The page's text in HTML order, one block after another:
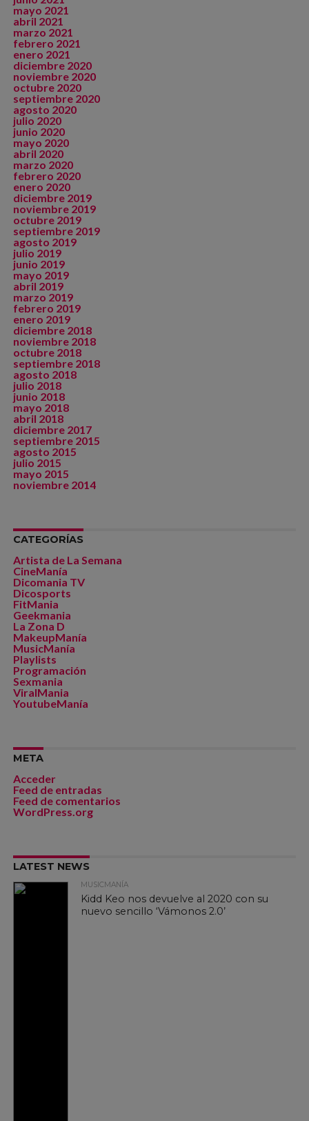
mayo 2021
abril 2021
marzo 2021
febrero 2021
enero 2021
diciembre 2020
noviembre 2020
octubre 2020
septiembre 2020
agosto 2020
julio 2020
junio 2020
mayo 2020
abril 2020
marzo 2020
febrero 2020
enero 2020
diciembre 2019
noviembre 2019
octubre 2019
septiembre 2019
agosto 2019
julio 2019
junio 2019
mayo 2019
abril 2019
marzo 2019
febrero 2019
enero 2019
diciembre 2018
noviembre 2018
octubre 2018
septiembre 2018
agosto 2018
julio 2018
junio 2018
mayo 2018
abril 2018
diciembre 2017
septiembre 2015
agosto 2015
julio 2015
mayo 2015
noviembre 2014
CATEGORÍAS
Artista de La Semana
CineManía
Dicomania TV
Dicosports
FitMania
Geekmania
La Zona D
MakeupManía
MusicManía
Playlists
Programación
Sexmania
ViralMania
YoutubeManía
META
Acceder
Feed de entradas
Feed de comentarios
WordPress.org
LATEST NEWS
MUSICMANÍA
Kidd Keo nos devuelve al 2020 con su
nuevo sencillo ‘Vámonos 2.0’